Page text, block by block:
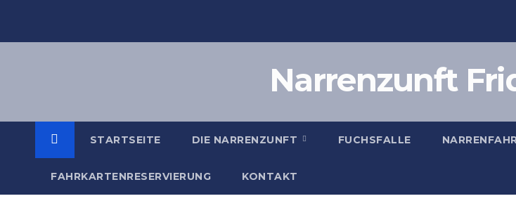
Narrenzunft
STARTSEITE DIE NARRENZUNFT FUCHSFALLE
FAHRKARTENRESERVIERUNG KONTAKT